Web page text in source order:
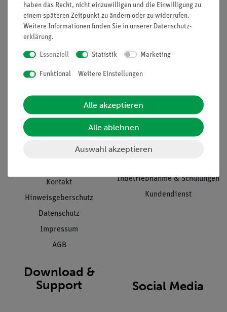
Unternehmen
Projekte und Lösungen
Kontakt
Hinweisgeberschutz
Datenschutz
Impressum
AGB
Übersicht Service
Beratung & Showroom
Inventarisierungs- &
Inbetriebnahme & Schulungen
Kundendienst
Download &
Support
Social Media
haben das Recht, nicht einzuwilligen und die Einwilligung zu
einem späteren Zeitpunkt zu ändern oder zu widerrufen.
Weitere Informationen finden Sie in unserer Daten­schutz­
erklärung.
Essenziell Statistik Marketing
Funktional Weitere Einstellungen
Alle akzeptieren
Alle ablehnen
Auswahl akzeptieren